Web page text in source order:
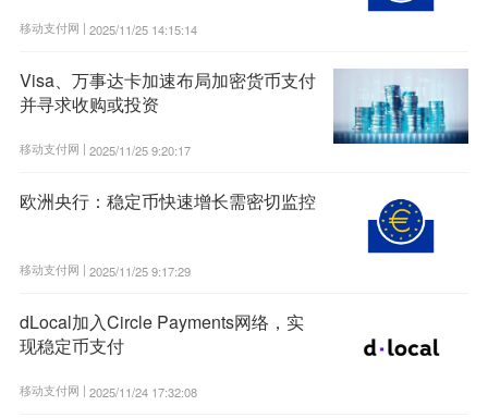
移动支付网 | 2025/11/25 14:15:14
Visa、万事达卡加速布局加密货币支付
并寻求收购或投资
移动支付网 | 2025/11/25 9:20:17
欧洲央行：稳定币快速增长需密切监控
移动支付网 | 2025/11/25 9:17:29
dLocal加入Circle Payments网络，实
现稳定币支付
移动支付网 | 2025/11/24 17:32:08